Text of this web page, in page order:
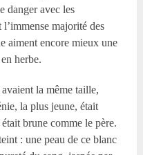
danger avec les
l’immense majorité des
aiment encore mieux une
herbe.
la même taille,
la plus jeune, était
brune comme le père.
: une peau de ce blanc